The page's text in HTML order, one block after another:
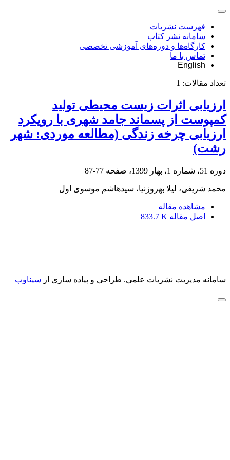
فهرست نشریات
سامانه نشر کتاب
کارگاه‌ها و دوره‌های آموزشی تخصصی
تماس با ما
English
تعداد مقالات: 1
ارزیابی اثرات زیست محیطی تولید
کمپوست از پسماند جامد شهری با رویکرد
ارزیابی چرخه زندگی‌ (مطالعه موردی: شهر
رشت)
دوره 51، شماره 1، بهار 1399، صفحه 77-87
محمد شریفی، لیلا بهروزنیا، سیدهاشم موسوی اول
مشاهده مقاله
اصل مقاله 833.7 K
سامانه مدیریت نشریات علمی. طراحی و پیاده سازی از سیناوب